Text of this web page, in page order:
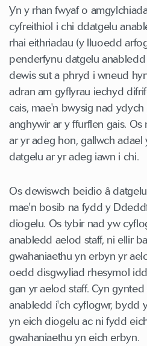
Yn y rhan fwyaf o
cyfreithiol i chi ddatgelu
rhai eithriadau (y lluoedd
penderfynu datgelu
dewis sut a phryd i wneud
adran am gyflyrau iechyd
cais, mae'n bwysig nad
anghywir ar y ffurflen gais.
ar yr adeg hon, gallwch adael
datgelu ar yr adeg iawn i chi.
Os dewiswch beidio â
mae'n bosib na fydd y
diogelu. Os tybir nad yw
anabledd aelod staff, ni ellir
gwahaniaethu yn erbyn yr
oedd disgwyliad rhesymol
gan yr aelod staff. Cyn
anabledd i'ch cyflogwr, bydd
yn eich diogelu ac ni fydd
gwahaniaethu yn eich erbyn.